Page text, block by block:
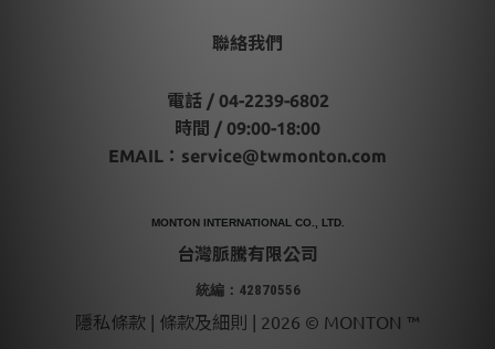
聯絡我們
電話 / 04-2239-6802
時間 / 09:00-18:00
EMAIL： service@twmonton.com
MONTON INTERNATIONAL CO., LTD.
台灣脈騰有限公司
統編：42870556
隱私條款 | 條款及細則 | 2026 © MONTON ™